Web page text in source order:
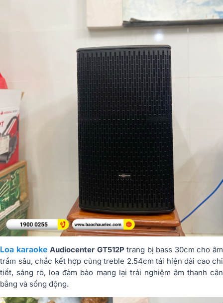
Loa karaoke Audiocenter GT512P trang bị bass 30cm cho âm
trầm sâu, chắc kết hợp cùng treble 2.54cm tái hiện dải cao chi
tiết, sáng rõ, loa đảm bảo mang lại trải nghiệm âm thanh cân
bằng và sống động.